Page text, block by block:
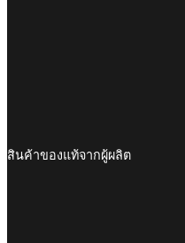
สินค้าของแท้จากผู้ผลิต